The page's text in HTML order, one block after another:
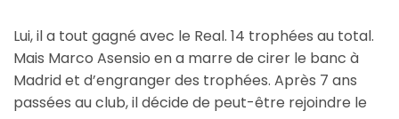
Lui, il a tout gagné avec le Real. 14 trophées au total.
Mais Marco Asensio en a marre de cirer le banc à
Madrid et d’engranger des trophées. Après 7 ans
passées au club, il décide de peut-être rejoindre le